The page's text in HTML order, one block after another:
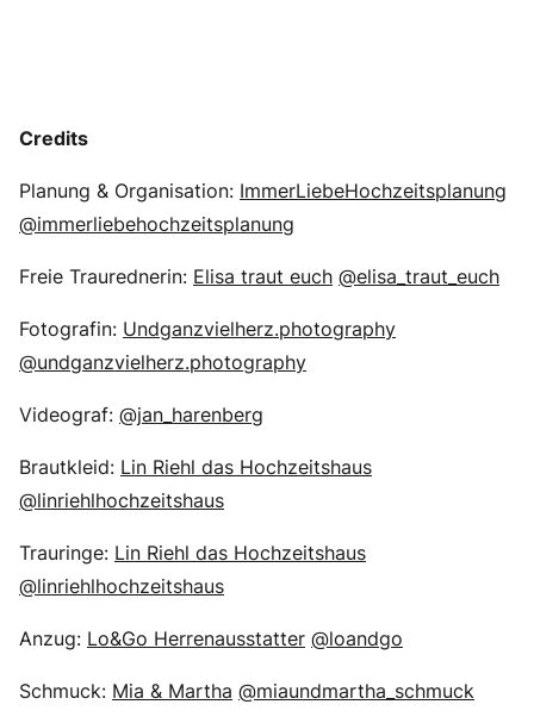
Credits
Planung & Organisation: ImmerLiebeHochzeitsplanung
@immerliebehochzeitsplanung
Freie Traurednerin: Elisa traut euch @elisa_traut_euch
Fotografin: Undganzvielherz.photography
@undganzvielherz.photography
Videograf: @jan_harenberg
Brautkleid: Lin Riehl das Hochzeitshaus
@linriehlhochzeitshaus
Trauringe: Lin Riehl das Hochzeitshaus
@linriehlhochzeitshaus
Anzug: Lo&Go Herrenausstatter @loandgo
Schmuck: Mia & Martha @miaundmartha_schmuck